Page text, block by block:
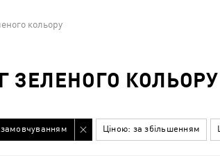
кольору
ЗЕЛЕНОГО КОЛЬОРУ
Ціною: за збільшенням